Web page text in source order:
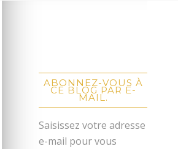
ABONNEZ-VOUS À
CE BLOG PAR E-
MAIL.
Saisissez votre adresse
e-mail pour vous